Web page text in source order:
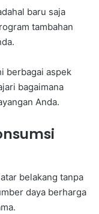
baru saja
tambahan
berbagai aspek
bagaimana
Anda.
belakang tanpa
daya berharga